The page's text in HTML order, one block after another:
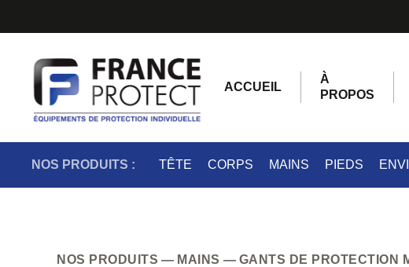
ACCUEIL
À
PROPOS
NOS PRODUITS : TÊTE CORPS MAINS PIEDS
NOS PRODUITS MAINS GANTS DE PROTECTION